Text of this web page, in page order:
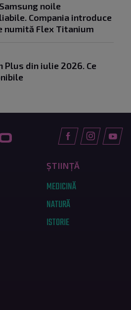
noile
Compania introduce
numită Flex Titanium
Plus din iulie 2026. Ce
ȘTIINȚĂ
MEDICINĂ
NATURĂ
ISTORIE